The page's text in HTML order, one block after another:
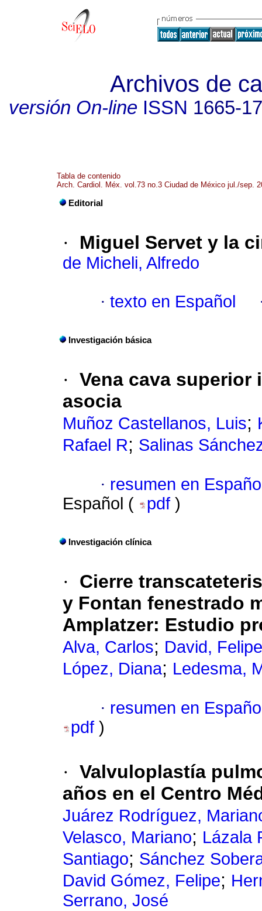
Archivos de
versión On-lineISSN 1665-
Tabla de contenido
Arch. Cardiol. Méx. vol.73 no.3 Ciudad de México jul./sep.
Editorial
· Miguel Servet y la
de Micheli, Alfredo
· texto en Español
Investigación básica
· Vena cava superior
asocia
Muñoz Castellanos, Luis;
Rafael R; Salinas
· resumen en
Español (
pdf )
Investigación clínica
·
Cierre
y Fontan fenestrado
Amplatzer: Estudio
Alva, Carlos; David, Felipe
López, Diana; Ledesma,
· resumen en
pdf )
· Valvuloplastía
años en el Centro
Juárez Rodríguez,
Velasco, Mariano; Lázala
Santiago; Sánchez
David Gómez, Felipe;
Serrano, José